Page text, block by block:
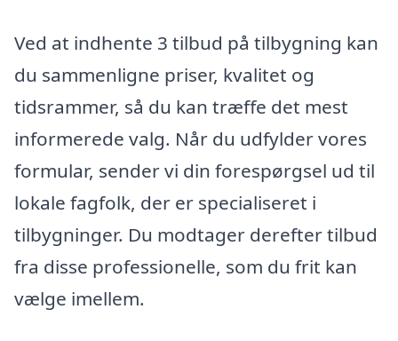
Ved at indhente 3 tilbud på tilbygning kan
du sammenligne priser, kvalitet og
tidsrammer, så du kan træffe det mest
informerede valg. Når du udfylder vores
formular, sender vi din forespørgsel ud til
lokale fagfolk, der er specialiseret i
tilbygninger. Du modtager derefter tilbud
fra disse professionelle, som du frit kan
vælge imellem.